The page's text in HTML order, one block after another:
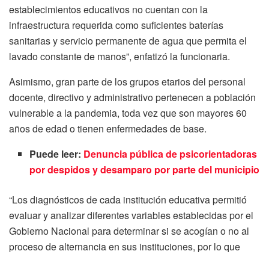
establecimientos educativos no cuentan con la
infraestructura requerida como suficientes baterías
sanitarias y servicio permanente de agua que permita el
lavado constante de manos”, enfatizó la funcionaria.
Asimismo, gran parte de los grupos etarios del personal
docente, directivo y administrativo pertenecen a población
vulnerable a la pandemia, toda vez que son mayores 60
años de edad o tienen enfermedades de base.
Puede leer: Denuncia pública de psicorientadoras
por despidos y desamparo por parte del municipio
“Los diagnósticos de cada institución educativa permitió
evaluar y analizar diferentes variables establecidas por el
Gobierno Nacional para determinar si se acogían o no al
proceso de alternancia en sus instituciones, por lo que